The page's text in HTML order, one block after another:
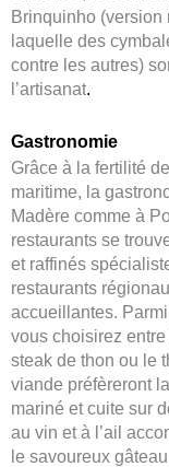
Brinquinho
laquelle des
contre les autres)
l’artisanat.
Gastronomie
Grâce à la fertilité
maritime, la
Madère comme à
restaurants se
et raffinés
restaurants
accueillantes.
vous choisirez
steak de thon ou le
viande préfèreront
mariné et cuite sur
au vin et à l’ail
le savoureux